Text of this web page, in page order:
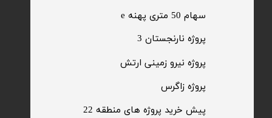
​سهام 50 متری پهنه e
پیش خرید پروژه های منطقه 22
​پروژه زاگرس
​پروژه نیرو زمینی ارتش
​پروژه نارنجستان 3